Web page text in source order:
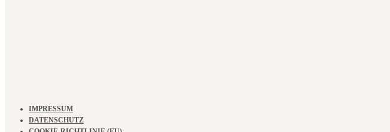
IMPRESSUM
DATENSCHUTZ